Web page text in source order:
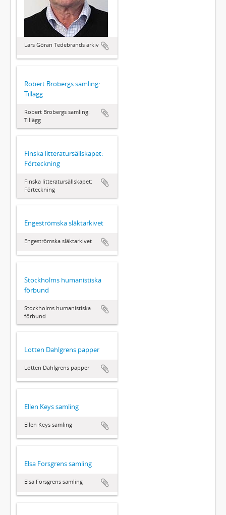
Lars Göran Tedebrands arkiv
Robert Brobergs samling:
Tillägg
Robert Brobergs samling:
Tillägg
Finska litteratursällskapet:
Förteckning
Finska litteratursällskapet:
Förteckning
Engeströmska släktarkivet
Engeströmska släktarkivet
Stockholms humanistiska
förbund
Stockholms humanistiska
förbund
Lotten Dahlgrens papper
Lotten Dahlgrens papper
Ellen Keys samling
Ellen Keys samling
Elsa Forsgrens samling
Elsa Forsgrens samling